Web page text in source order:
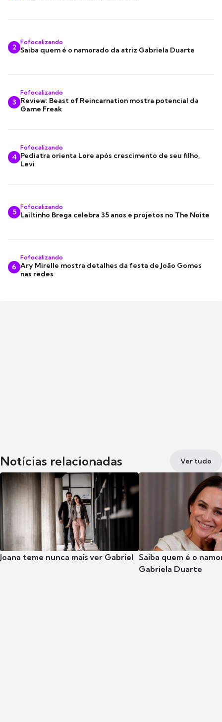
2
Fofocalizando
Saiba quem é o namorado da atriz Gabriela Duarte
3
Fofocalizando
Review: Beast of Reincarnation mostra potencial da
Game Freak
4
Fofocalizando
Pediatra orienta Lore após crescimento de seu filho,
Levi
5
Fofocalizando
Lailtinho Brega celebra 35 anos e projetos no The Noite
6
Fofocalizando
Ary Mirelle mostra detalhes da festa de João Gomes
nas redes
Notícias relacionadas Ver tudo
Joana teme nunca mais ver Gabriel Saiba quem é o
Gabriela Duarte